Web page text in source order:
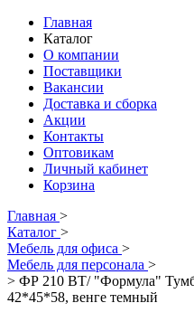
Главная
Каталог
О компании
Поставщики
Вакансии
Доставка и сборка
Акции
Контакты
Оптовикам
Личный кабинет
Корзина
Главная >
Каталог >
Мебель для офиса >
Мебель для персонала >
> ФР 210 ВТ/ "Формула"
42*45*58, венге темный